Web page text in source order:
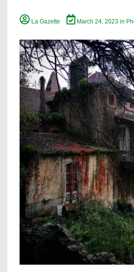
La Gazette March 24, 2023in